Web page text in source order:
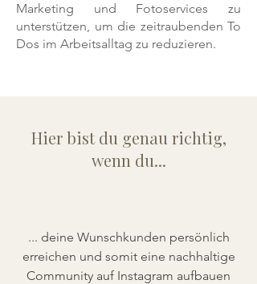
Marketing und Fotoservices zu
unterstützen, um die zeitraubenden To
Dos im Arbeitsalltag zu reduzieren.
Hier bist du genau richtig,
wenn du...
... deine Wunschkunden persönlich
erreichen und somit eine nachhaltige
Community auf Instagram aufbauen